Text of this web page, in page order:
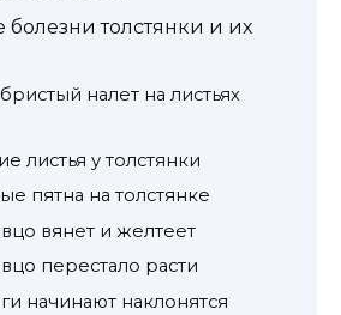
толстянки и их
налет на листьях
листья у толстянки
пятна на толстянке
вянет и желтеет
перестало расти
начинают наклонятся